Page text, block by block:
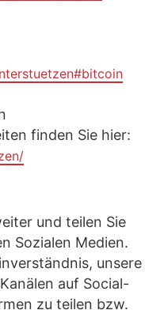
finden Sie hier:
und teilen Sie
Sozialen Medien.
unsere
auf Social-
zu teilen bzw.